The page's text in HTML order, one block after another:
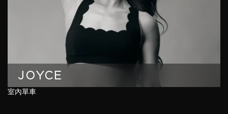
JOYCE
室內單車